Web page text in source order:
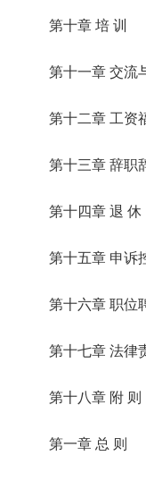
第十章 培 训
第十一章 交流
第十二章 工资
第十三章 辞职
第十四章 退 休
第十五章 申诉
第十六章 职位
第十七章 法律
第十八章 附 则
第一章 总 则